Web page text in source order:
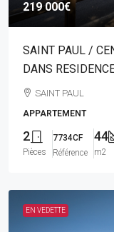
219 000€
SAINT PAUL /
DANS
SAINT PAUL
APPARTEMENT
2
Pièces
7734CF
Référence
44
m2
EN VEDETTE